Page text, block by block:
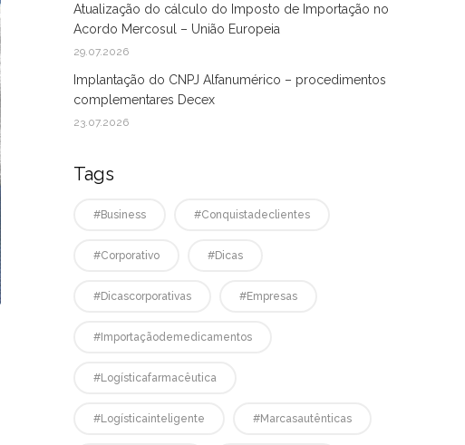
Atualização do cálculo do Imposto de Importação no
Acordo Mercosul – União Europeia
29.07.2026
Implantação do CNPJ Alfanumérico – procedimentos
complementares Decex
23.07.2026
Tags
#business #conquistadeclientes
#corporativo #dicas
#dicascorporativas #empresas
#Importaçãodemedicamentos
#logísticafarmacêutica
#logísticainteligente #marcasautênticas